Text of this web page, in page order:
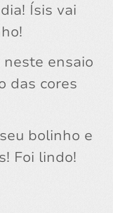
Ísis vai
ensaio
das cores
bolinho e
Foi lindo!